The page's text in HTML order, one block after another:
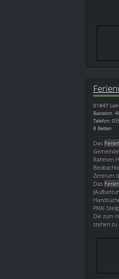
01847
Basteistr.
Telefon:
8 Betten
Das
Rahmen
Zentrum
Das
PKW-
Die zum
stehen zu